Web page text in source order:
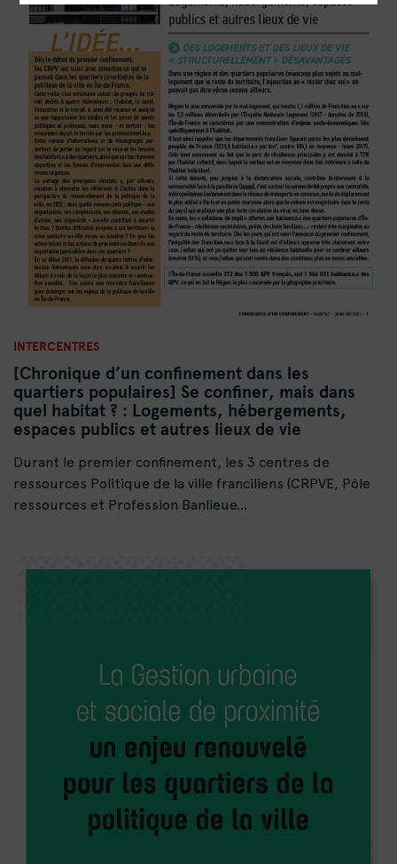
INTERCENTRES
[Chronique d’un confinement dans les
quartiers populaires] Se confiner, mais dans
quel habitat ? : Logements, hébergements,
espaces publics et autres lieux de vie
Durant le premier confinement, les 3 centres de
ressources Politique de la ville franciliens (CRPVE, Pôle
ressources et Profession Banlieue...